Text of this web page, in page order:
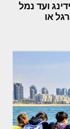
ועד נמל
ישראל מקטע 18 : ברגל או